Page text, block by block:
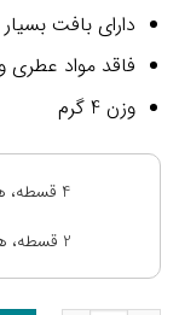
دارای بافت
فاقد مواد
وزن 4 گرم
4 قسطه، هر قسط:
2 قسطه، هر قسط: